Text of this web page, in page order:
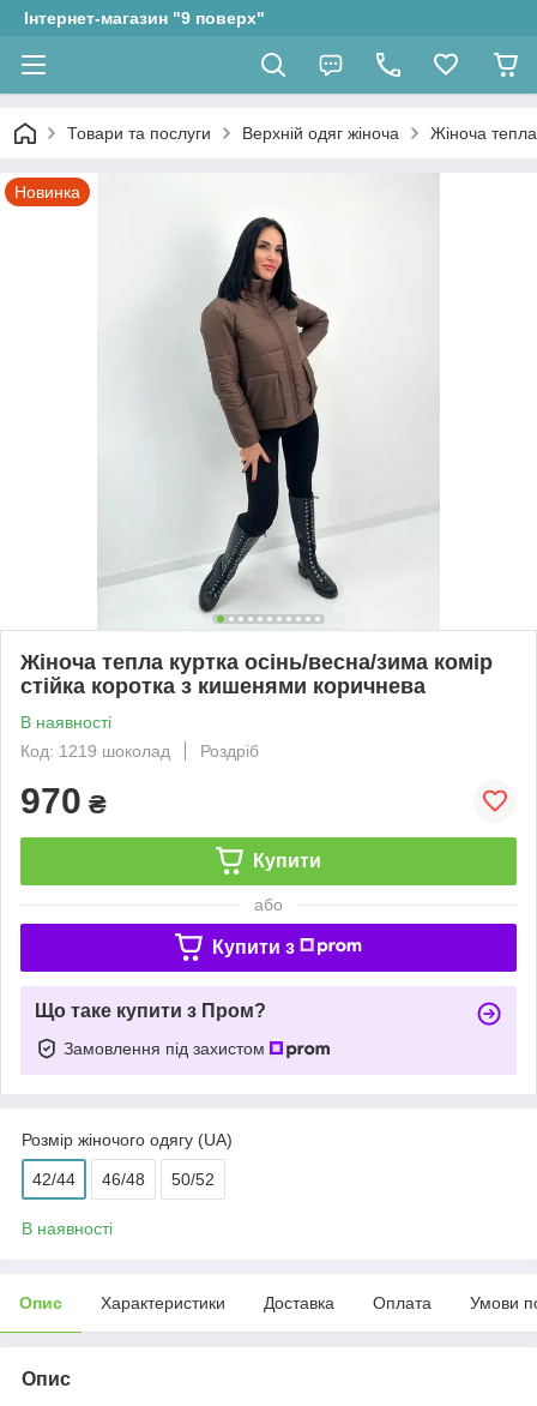
Інтернет-магазин "9 поверх"
Товари та послуги Верхній одяг жіноча Жіноча
Новинка
Жіноча тепла куртка осінь/весна/зима комір
стійка коротка з кишенями коричнева
В наявності
Код: 1219 шоколад
Роздріб
970 ₴
Купити
або
Купити з
Що таке купити з Пром?
Замовлення під захистом
Розмір жіночого одягу (UA)
42/44 46/48 50/52
В наявності
Опис Характеристики Доставка Оплата Умови
Опис